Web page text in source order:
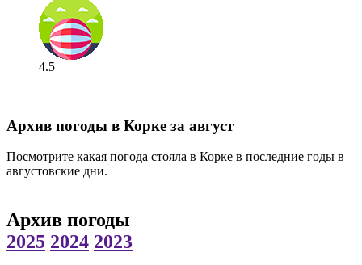
4.5
Архив погоды в Корке за август
Посмотрите какая погода стояла в Корке в последние годы в
августовские дни.
Архив погоды
2025 2024 2023